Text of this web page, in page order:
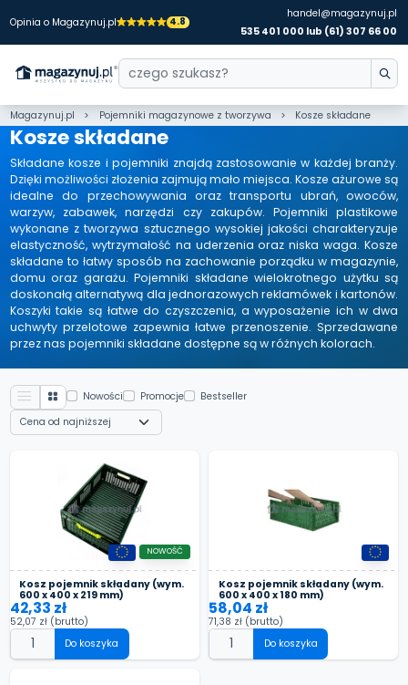
Opinia o Magazynuj.pl 4.8
handel@magazynuj.pl
535 401 000 lub (61) 307 66 00
Magazynuj.pl Pojemniki magazynowe z tworzywa Kosze składane
Kosze składane
Składane kosze i pojemniki znajdą zastosowanie w każdej branży.
Dzięki możliwości złożenia zajmują mało miejsca. Kosze ażurowe są
idealne do przechowywania oraz transportu ubrań, owoców,
warzyw, zabawek, narzędzi czy zakupów. Pojemniki plastikowe
wykonane z tworzywa sztucznego wysokiej jakości charakteryzuje
elastyczność, wytrzymałość na uderzenia oraz niska waga. Kosze
składane to łatwy sposób na zachowanie porządku w magazynie,
domu oraz garażu. Pojemniki składane wielokrotnego użytku są
doskonałą alternatywą dla jednorazowych reklamówek i kartonów.
Koszyki takie są łatwe do czyszczenia, a wyposażenie ich w dwa
uchwyty przelotowe zapewnia łatwe przenoszenie. Sprzedawane
przez nas pojemniki składane dostępne są w różnych kolorach.
Nowości Promocje Bestseller
Kosz pojemnik składany (wym.
600 x 400 x 219 mm)
NOWOŚĆ
42,33 zł
52,07 zł (brutto)
Do koszyka
Kosz pojemnik składany (wym.
600 x 400 x 180 mm)
58,04 zł
71,38 zł (brutto)
Do koszyka